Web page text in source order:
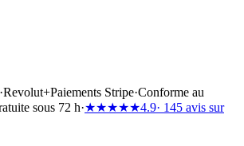
·Revolut+Paiements Stripe·Conforme au
sous 72 h·★★★★★4.9· 145 avis sur